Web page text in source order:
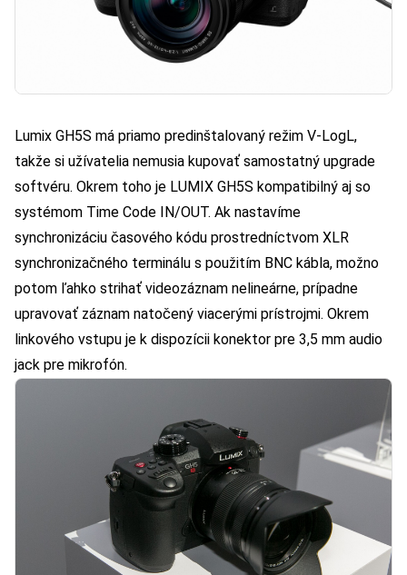
Lumix GH5S má priamo predinštalovaný režim V-LogL,
takže si užívatelia nemusia kupovať samostatný upgrade
softvéru. Okrem toho je LUMIX GH5S kompatibilný aj so
systémom Time Code IN/OUT. Ak nastavíme
synchronizáciu časového kódu prostredníctvom XLR
synchronizačného terminálu s použitím BNC kábla, možno
potom ľahko strihať videozáznam nelineárne, prípadne
upravovať záznam natočený viacerými prístrojmi. Okrem
linkového vstupu je k dispozícii konektor pre 3,5 mm audio
jack pre mikrofón.